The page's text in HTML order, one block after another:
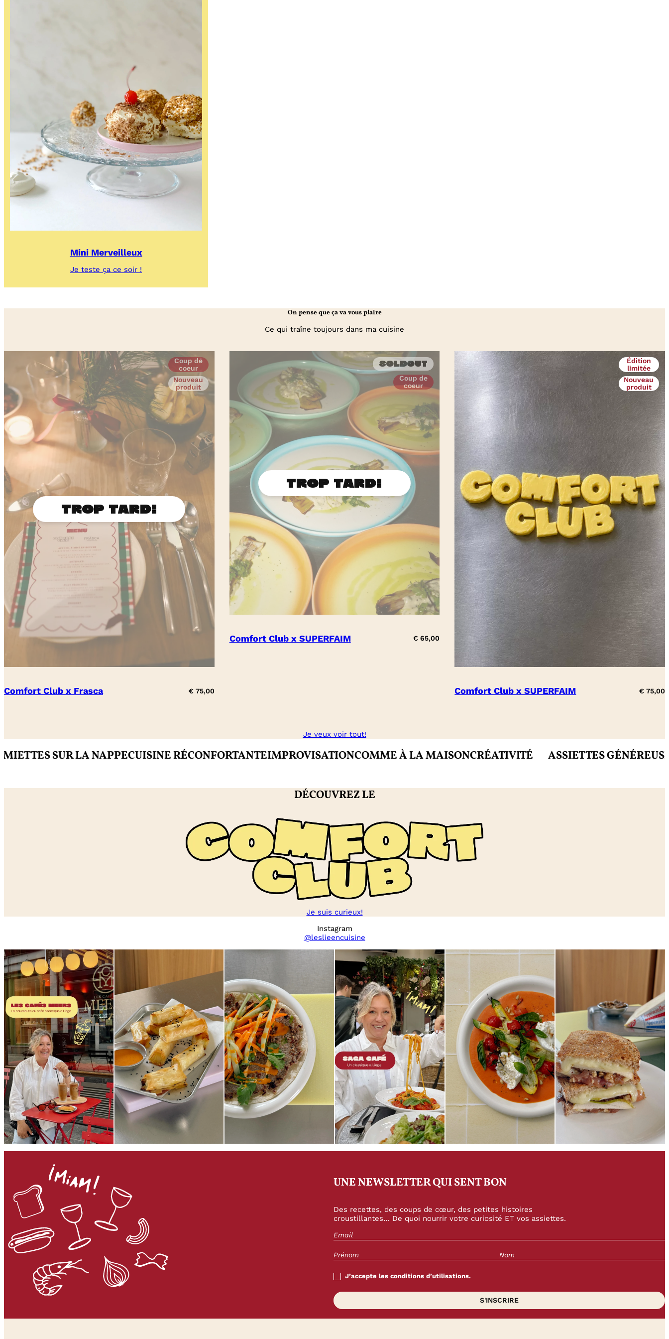
Mini Merveilleux
Je teste ça ce soir !
Merveilleux
On pense que ça va vous plaire
Ce qui traîne toujours dans ma cuisine
Coup de
coeur
Nouveau
produit
Comfort Club x Frasca €75,00
Soldout
Coup de
coeur
Comfort Club x SUPERFAIM € 65,00
Édition
limitée
Nouveau
produit
Comfort Club x SUPERFAIM €75,00
Je veux voir tout!
SUR LA NAPPECUISINE RÉCONFORTANTEIMPROVISATIONCOMME À LA MAISONCRÉATIVITÉ ASSIETTES GÉNÉREUSES
DÉCOUVREZ LE
Je suis curieux!
Instagram
@leslieencuisine
UNE NEWSLETTER QUI SENT BON
Des recettes, des coups de cœur, des petites histoires
croustillantes… De quoi nourrir votre curiosité ET vos assiettes.
J’accepte les conditions d’utilisations.